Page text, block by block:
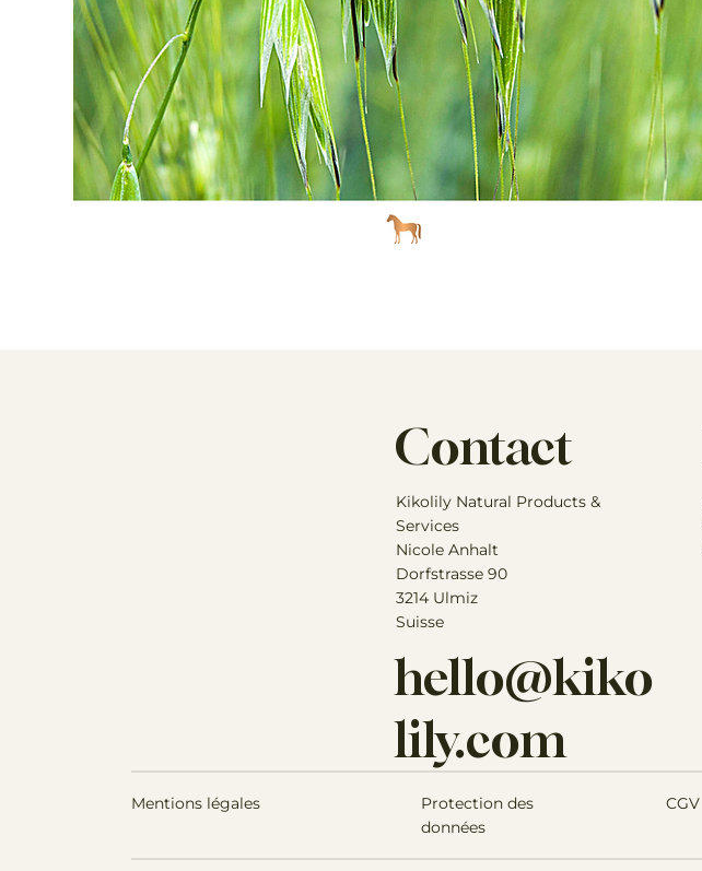
Mentions légales
Protection des
données
CGV
Contact
Kikolily Natural Products &
Services
Nicole Anhalt
Dorfstrasse 90
3214 Ulmiz
Suisse
hello@kiko
lily.com